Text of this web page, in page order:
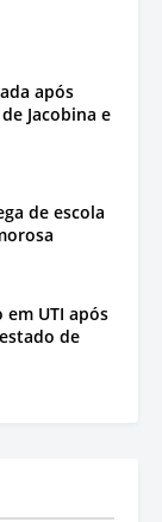
após
Jacobina e
de escola
em UTI após
de